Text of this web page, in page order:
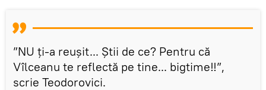
”NU ți-a reușit... Știi de ce? Pentru că
Vîlceanu te reflectă pe tine... bigtime‼️”,
scrie Teodorovici.